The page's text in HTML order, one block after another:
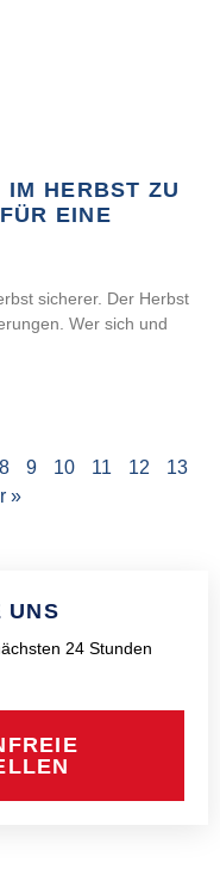
IM HERBST ZU
EINE
sicherer. Der Herbst
Wer sich und
8 9 10 11 12
13
»
UNS
24 Stunden